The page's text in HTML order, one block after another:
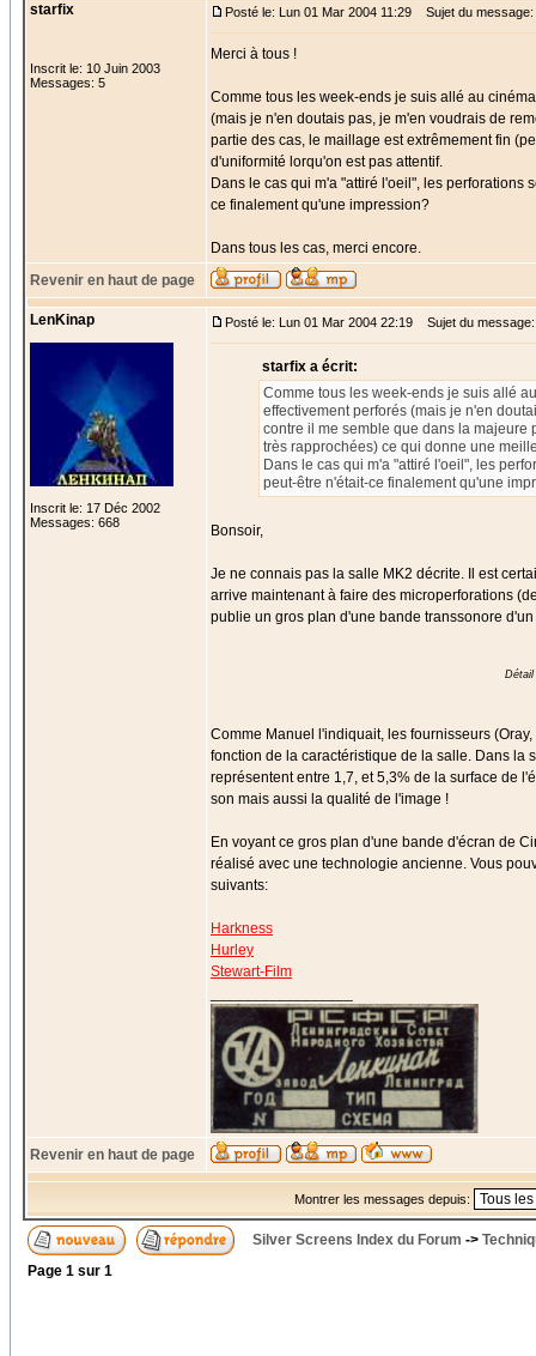
starfix
Inscrit le: 10 Juin 2003
Messages: 5
Posté le: Lun 01 Mar 2004 11:29 Sujet du message:
Merci à tous !
Comme tous les week-ends je suis allé au
(mais je n'en doutais pas, je m'en voudrais de
partie des cas, le maillage est extrêmement fin
d'uniformité lorqu'on est pas attentif.
Dans le cas qui m'a "attiré l'oeil", les
ce finalement qu'une impression?
Dans tous les cas, merci encore.
Revenir en haut de page
LenKinap
Inscrit le: 17 Déc 2002
Messages: 668
Posté le: Lun 01 Mar 2004 22:19 Sujet du message:
starfix a écrit:
Comme tous les week-ends je suis allé
effectivement perforés (mais je n'en
contre il me semble que dans la majeure
très rapprochées) ce qui donne une
Dans le cas qui m'a "attiré l'oeil", les
peut-être n'était-ce finalement qu'une
Bonsoir,
Je ne connais pas la salle MK2 décrite. Il est
arrive maintenant à faire des microperforations
publie un gros plan d'une bande transsonore
Détail
Comme Manuel l'indiquait, les fournisseurs
fonction de la caractéristique de la salle. Dans la
représentent entre 1,7, et 5,3% de la surface de
son mais aussi la qualité de l'image !
En voyant ce gros plan d'une bande d'écran de
réalisé avec une technologie ancienne. Vous
suivants:
Harkness
Hurley
Stewart-Film
Revenir en haut de page
Montrer les messages depuis:
Silver Screens Index du Forum ->
Page 1 sur 1